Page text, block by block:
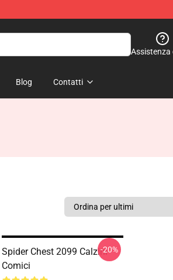
Assistenza
Blog Contatti
Spider Chest 2099 Calzini
Comici
-20%